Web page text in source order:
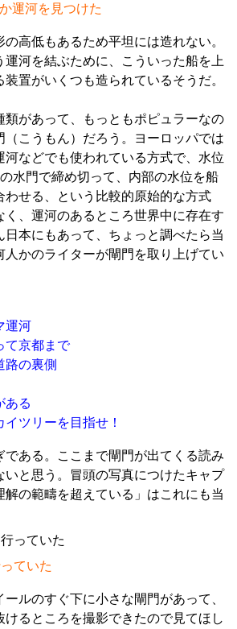
運河を見つけた
高低もあるため平坦には造れない。
運河を結ぶために、こういった船を上
置がいくつも造られているそうだ。
類があって、もっともポピュラーなの
（こうもん）だろう。ヨーロッパでは
河などでも使われている方式で、水位
水門で締め切って、内部の水位を船
わせる、という比較的原始的な方式
く、運河のあるところ世界中に存在す
日本にもあって、ちょっと調べたら当
人かのライターが閘門を取り上げてい
運河
て京都まで
路の裏側
ある
ツリーを目指せ！
である。ここまで閘門が出てくる読み
いと思う。冒頭の写真につけたキャプ
解の範疇を超えている」はこれにも当
ていた
ルのすぐ下に小さな閘門があって、
けるところを撮影できたので見てほし